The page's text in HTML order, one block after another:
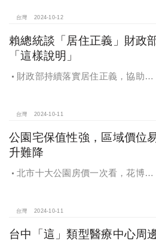
灣房產科技發展
台灣 2024-10-12
賴總統談「居住正義」財政
「這樣說明」
財政部持續落實居住正義，協助經
台灣 2024-10-11
公園宅保值性強，區域價位
升難降
北市十大公園房價一次看，花博年
台灣 2024-10-11
台中「這」類型醫療中心周